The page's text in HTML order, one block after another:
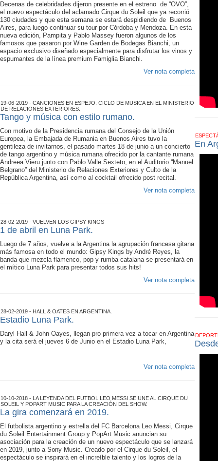
Decenas de celebridades dijeron presente en el estreno de “OVO”,
el nuevo espectáculo del aclamado Cirque du Soleil que ya recorrió
130 ciudades y que esta semana se estará despidiendo de Buenos
Aires, para luego continuar su tour por Córdoba y Mendoza. En esta
nueva edición, Pampita y Pablo Massey fueron algunos de los
famosos que pasaron por Wine Garden de Bodegas Bianchi, un
espacio exclusivo diseñado especialmente para disfrutar los vinos y
espumantes de la línea premium Famiglia Bianchi.
Ver nota completa
19-06-2019 - CANCIONES EN ESPEJO. CICLO DE MUSICA EN EL MINISTERIO
DE RELACIONES EXTERIORES.
Tango y música con estilo rumano.
Con motivo de la Presidencia rumana del Consejo de la Unión
Europea, la Embajada de Rumania en Buenos Aires tuvo la
gentileza de invitarnos, el pasado martes 18 de junio a un concierto
de tango argentino y música rumana ofrecido por la cantante rumana
Andreea Vieru junto con Pablo Valle Sexteto, en el Auditorio “Manuel
Belgrano” del Ministerio de Relaciones Exteriores y Culto de la
República Argentina, así como al cocktail ofrecido post recital.
Ver nota completa
28-02-2019 - VUELVEN LOS GIPSY KINGS
1 de abril en Luna Park.
Luego de 7 años, vuelve a la Argentina la agrupación francesa gitana
más famosa en todo el mundo: Gipsy Kings by André Reyes, la
banda que mezcla flamenco, pop y rumba catalana se presentará en
el mítico Luna Park para presentar todos sus hits!
Ver nota completa
28-02-2019 - HALL & OATES EN ARGENTINA.
Estadio Luna Park.
Daryl Hall & John Oayes, llegan pro primera vez a tocar en Argentina
y la cita será el jueves 6 de Junio en el Estadio Luna Park,
Ver nota completa
10-10-2018 - LA LEYENDA DEL FUTBOL LEO MESSI SE UNE AL CIRQUE DU
SOLEIL Y POPART MUSIC PARA LA CREACIÓN DEL SHOW.
La gira comenzará en 2019.
El futbolista argentino y estrella del FC Barcelona Leo Messi, Cirque
du Soleil Entertainment Group y PopArt Music anuncian su
asociación para la creación de un nuevo espectáculo que se lanzará
en 2019, junto a Sony Music. Creado por el Cirque du Soleil, el
espectáculo se inspirará en el increíble talento y los logros de la
En